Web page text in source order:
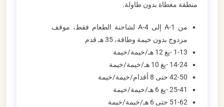
منطقة مغطاة بدون طاولة.
من A-1 إلى A-4 لشاحنة الطعام فقط، موقف
مزدوج بدون خيمة وطاقة، 35 هـ قدم
1-13 -يغ 12 هـ/خيمة/خيمة
14-24 -يغ 10 هـ/خيمة/خيمة
42-50 حتى 8 أقدام/خيمة/خيمة
25-41 -يغ 6 هـ/خيمة/خيمة
51-62 حتى 6 هـ/خيمة/خيمة